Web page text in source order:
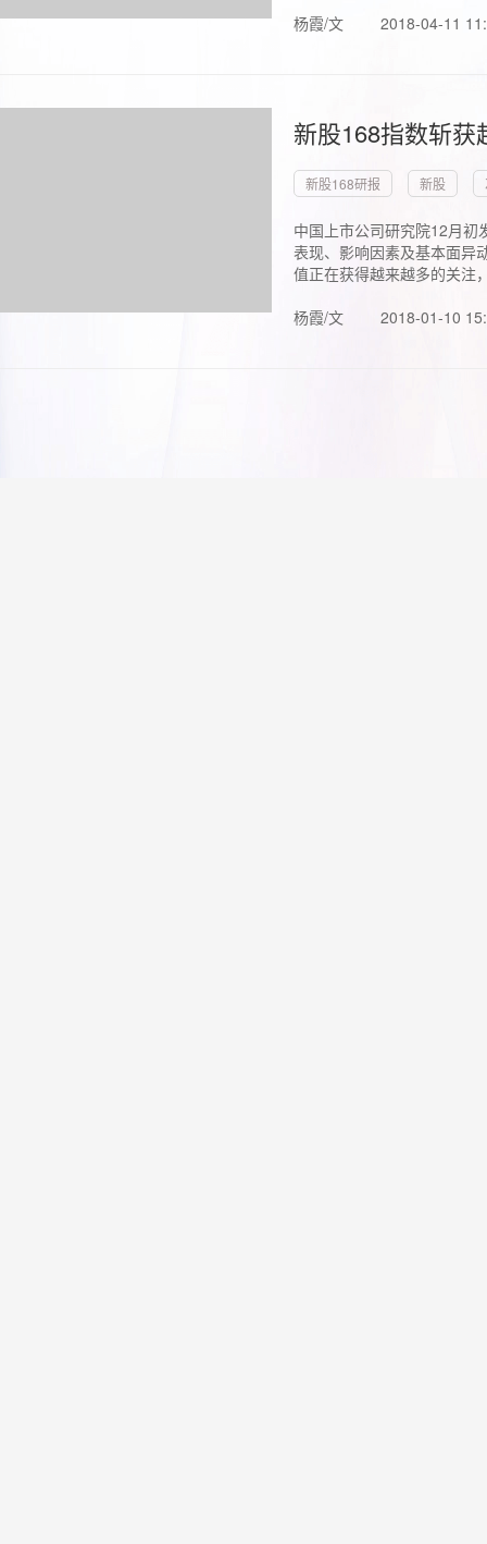
杨霞/文 2018-04-11
新股168指数斩
新股168研报 新股
中国上市公司研究院12月初
表现、影响因素及基本面异
值正在获得越来越多的关注
杨霞/文
2018-01-10